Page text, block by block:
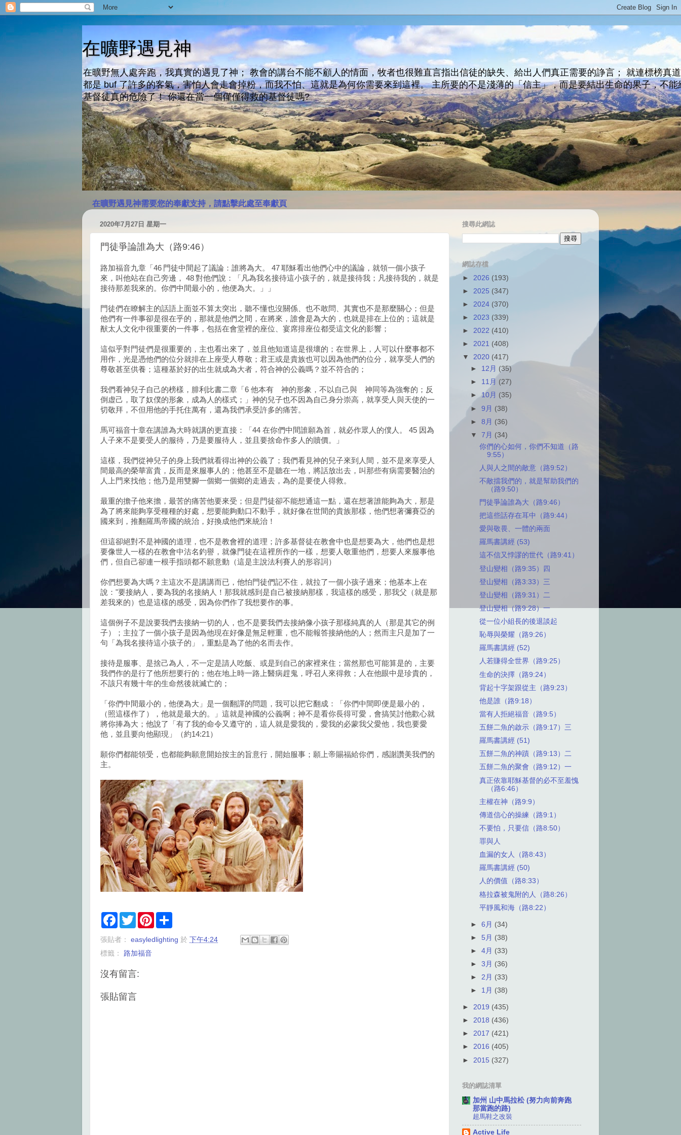
在曠野遇見神
在曠野無人處奔跑，我真實的遇見了神； 教會的講台不能不顧人的情面，牧者也很難直言指出信徒的缺失、給出人們真正需要的諍言； 就連標榜真
都是 buf 了許多的客氣，害怕人會走會掉粉，而我不怕、這就是為何你需要來到這裡。 主所要的不是淺薄的「信主」，而是要結出生命的果子，不能
基督徒真的危險了！ 你還在當一個僅僅得救的基督徒嗎?
在曠野遇見神需要您的奉獻支持，請點擊此處至奉獻頁
2020年7月27日 星期一
門徒爭論誰為大（路9:46）
路加福音九章「46 門徒中間起了議論：誰將為大。 47 耶穌看出他們心中的議論，就領一個小孩子
來，叫他站在自己旁邊， 48 對他們說：「凡為我名接待這小孩子的，就是接待我；凡接待我的，就是
接待那差我來的。你們中間最小的，他便為大。」」
門徒們在瞭解主的話語上面並不算太突出，聽不懂也沒關係、也不敢問、其實也不是那麼關心；但是
他們有一件事卻是很在乎的，那就是他們之間，在將來，誰會是為大的，也就是排在上位的；這就是
猷太人文化中很重要的一件事，包括在會堂裡的座位、宴席排座位都受這文化的影響；
這似乎對門徒們是很重要的，主也看出來了，並且他知道這是很壞的；在世界上，人可以什麼事都不
用作，光是憑他們的位分就排在上座受人尊敬；君王或是貴族也可以因為他們的位分，就享受人們的
尊敬甚至供養；這種基於好的出生就成為大者，符合神的公義嗎？並不符合的；
我們看神兒子自己的榜樣，腓利比書二章「6 他本有 神的形象，不以自己與 神同等為強奪的；反
倒虚己，取了奴僕的形象，成為人的樣式；」神的兒子也不因為自己身分崇高，就享受人與天使的一
切敬拜，不但用他的手托住萬有，還為我們承受許多的痛苦。
馬可福音十章在講誰為大時就講的更直接：「44 在你們中間誰願為首，就必作眾人的僕人。 45 因為
人子來不是要受人的服待，乃是要服待人，並且要捨命作多人的贖價。」
這樣，我們從神兒子的身上我們就看得出神的公義了；我們看見神的兒子來到人間，並不是來享受人
間最高的榮華富貴，反而是來服事人的；他甚至不是聽在一地，將話放出去，叫那些有病需要醫治的
人上門來找他；他乃是用雙腳一個鄉一個鄉的走過去，為的是要使人得救。
最重的擔子他來擔，最苦的痛苦他要來受；但是門徒卻不能想通這一點，還在想著誰能夠為大，那是
為了將來能夠享受種種的好處，想要能夠動口不動手，就好像在世間的貴族那樣，他們想著彌賽亞的
國來到，推翻羅馬帝國的統治，好換成他們來統治！
但這卻絕對不是神國的道理，也不是教會裡的道理；許多基督徒在教會中也是想要為大，他們也是想
要像世人一樣的在教會中沽名釣譽，就像門徒在這裡所作的一樣，想要人敬重他們，想要人來服事他
們，但自己卻連一根手指頭都不願意動（這是主說法利賽人的形容詞）
你們想要為大嗎？主這次不是講講而已，他怕門徒們記不住，就拉了一個小孩子過來；他基本上在
說："要接納人，要為我的名接納人！那我就感到是自己被接納那樣，我這樣的感受，那我父（就是那
差我來的）也是這樣的感受，因為你們作了我想要作的事。
這個例子不是說要我們去接納一切的人，也不是要我們去接納像小孩子那樣純真的人（那是其它的例
子）；主拉了一個小孩子是因為他現在好像是無足輕重，也不能報答接納他的人；然而主只是加了一
句「為我名接待這小孩子的」，重點是為了他的名而去作。
接待是服事、是捨己為人，不一定是請人吃飯、或是到自己的家裡來住；當然那也可能算是的，主要
我們作的是行了他所想要行的；他在地上時一路上醫病趕鬼，呼召人來得救；人在他眼中是珍貴的，
不該只有幾十年的生命然後就滅亡的；
「你們中間最小的，他便為大」是一個翻譯的問題，我可以把它翻成：「你們中間即便是最小的，
（照這樣作了），他就是最大的。」這就是神國的公義啊；神不是看你長得可愛，會搞笑討他歡心就
將你捧為大；他說了「有了我的命令又遵守的，這人就是愛我的，愛我的必蒙我父愛他，我也要愛
他，並且要向他顯現」（約14:21）
願你們都能領受，也都能夠願意開始按主的旨意行，開始服事；願上帝賜福給你們，感謝讚美我們的
主。
F
e
o
k
T
w
t
e
P
t
r
張貼者： easyledlighting 於 下午4:24
標籤： 路加福音
沒有留言:
張貼留言
搜尋此網誌
網誌存檔
► 2026 (193)
► 2025 (347)
► 2024 (370)
► 2023 (339)
► 2022 (410)
► 2021 (408)
▼ 2020 (417)
► 12月 (35)
► 11月 (27)
►10月 (35)
►9月 (38)
►8月 (36)
▼7月 (34)
你們的心如何，你們不知道（路
9:55）
人與人之間的敵意（路9:52）
不敵擋我們的，就是幫助我們的
（路9:50）
門徒爭論誰為大（路9:46）
把這些話存在耳中（路9:44）
愛與敬畏、一體的兩面
羅馬書講經 (53)
這不信又悖謬的世代（路9:41）
登山變相（路9:35）四
登山變相（路3:33）三
登山變相（路9:31）二
登山變相（路9:28）一
從一位小組長的後退談起
恥辱與榮耀（路9:26）
羅馬書講經 (52)
人若賺得全世界（路9:25）
生命的決擇（路9:24）
背起十字架跟從主（路9:23）
他是誰（路9:18）
當有人拒絕福音（路9:5）
五餅二魚的啟示（路9:17）三
羅馬書講經 (51)
五餅二魚的神蹟（路9:13）二
五餅二魚的聚會（路9:12）一
真正依靠耶穌基督的必不至羞愧
（路6:46）
主權在神（路9:9）
傳道信心的操練（路9:1）
不要怕，只要信（路8:50）
罪與人
血漏的女人（路8:43）
羅馬書講經 (50)
人的價值（路8:33）
格拉森被鬼附的人（路8:26）
平靜風和海（路8:22）
►6月 (34)
► 5月 (38)
►4月 (33)
►3月 (36)
►2月 (33)
► 1月 (38)
► 2019 (435)
► 2018 (436)
► 2017 (421)
► 2016 (405)
► 2015 (327)
我的網誌清單
加州 山中馬拉松 (努力向前奔跑
那當跑的路)
超馬鞋之改裝
Active Life